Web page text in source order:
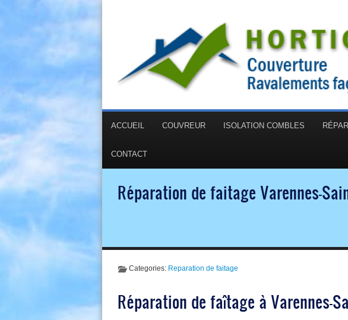
ACCUEIL COUVREUR ISOLATION COMBLES
CONTACT
Réparation de faitage Varennes-
Categories: Reparation de faitage
Réparation de faîtage à Varennes-